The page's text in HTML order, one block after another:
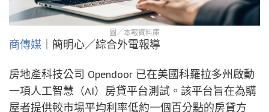
圖／本報資料庫
商傳媒 ｜簡明心／綜合外電報導
房地產科技公司 Opendoor 已在美國科羅拉多州啟動
一項人工智慧（AI）房貸平台測試。該平台旨在為購
屋者提供較市場平均利率低約一個百分點的房貸方